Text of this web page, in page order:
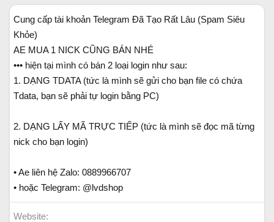
Cung cấp tài khoản Telegram Đã Tạo Rất Lâu (Spam Siêu
Khỏe)
AE MUA 1 NICK CŨNG BÁN NHÉ
••• hiện tại mình có bán 2 loại login như sau:
1. DẠNG TDATA (tức là mình sẽ gửi cho bạn file có chứa
Tdata, bạn sẽ phải tự login bằng PC)
2. DẠNG LẤY MÃ TRỰC TIẾP (tức là mình sẽ đọc mã từng
nick cho bạn login)
• Ae liên hệ Zalo: 0889966707
• hoặc Telegram: @lvdshop
Website